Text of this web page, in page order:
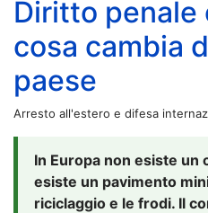
Diritto penale
cosa cambia
paese
Arresto all'estero e difesa
In Europa non esiste un
esiste un pavimento
riciclaggio e le frodi. Il